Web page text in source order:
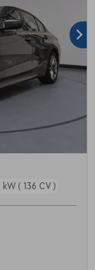
kW ( 136 CV )